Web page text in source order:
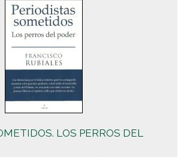
LOS PERROS DEL